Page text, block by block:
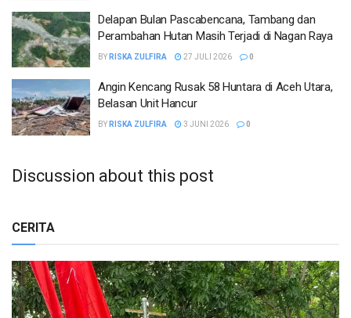
Delapan Bulan Pascabencana, Tambang dan
Perambahan Hutan Masih Terjadi di Nagan Raya
BY RISKA ZULFIRA 27 JULI 2026 0
Angin Kencang Rusak 58 Huntara di Aceh Utara,
Belasan Unit Hancur
BY RISKA ZULFIRA 3 JUNI 2026 0
Discussion about this post
CERITA